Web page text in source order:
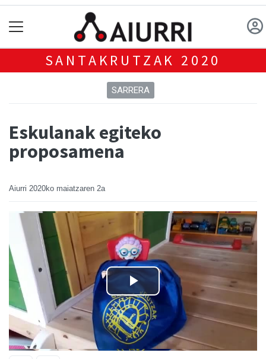
SANTAKRUTZAK 2020
SARRERA
Eskulanak egiteko
proposamena
Aiurri 2020ko maiatzaren 2a